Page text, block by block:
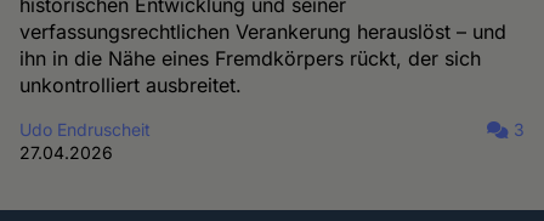
verfassungsrechtlichen Verankerung herauslöst – und
ihn in die Nähe eines Fremdkörpers rückt, der sich
unkontrolliert ausbreitet.
Udo Endruscheit
27.04.2026
3